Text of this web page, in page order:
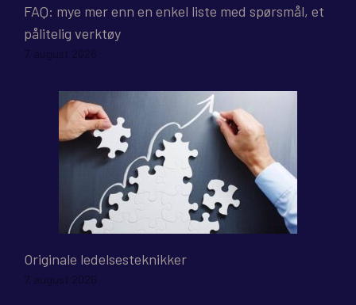
FAQ: mye mer enn en enkel liste med spørsmål, et
pålitelig verktøy
7. august 2026
Originale ledelsesteknikker
7. august 2026